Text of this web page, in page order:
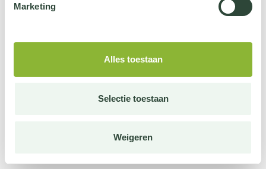
Marketing
Alles toestaan
Selectie toestaan
Weigeren